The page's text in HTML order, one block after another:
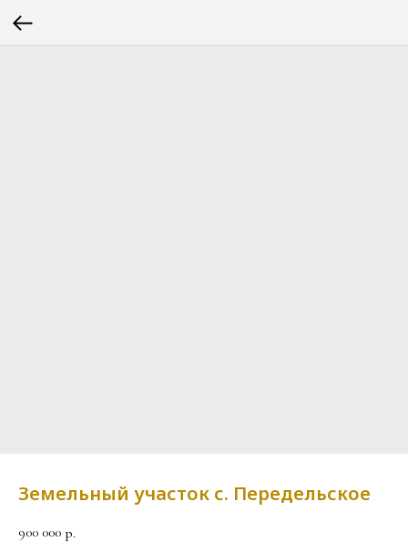
Земельный участок с. Передельское
900 000 р.